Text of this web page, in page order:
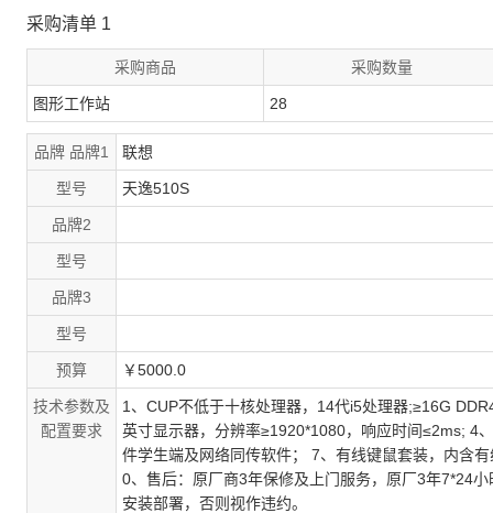
采购清单 1
采购商品 采购数量
图形工作站 28
品牌 品牌1 联想
型号 天逸510S
品牌2
型号
品牌3
型号
预算 ￥5000.0
技术参数及
配置要求
1、CUP不低于十核处理器，14代i5处理器;≥16G
英寸显示器，分辨率≥1920*1080，响应时间≤2ms; 4
件学生端及网络同传软件； 7、有线键鼠套装，内含
0、售后：原厂商3年保修及上门服务，原厂3年7*24
安装部署，否则视作违约。